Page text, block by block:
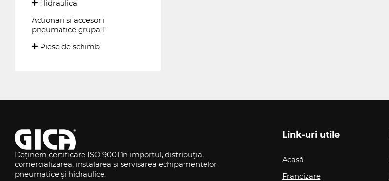
Hidraulica
Actionari si accesorii
pneumatice grupa T
Piese de schimb
Deținem certificare ISO 9001 în importul, distribuția,
comercializarea, instalarea și servisarea echipamentelor
pneumatice și hidraulice.
Link-uri utile
Acasă
Francizare